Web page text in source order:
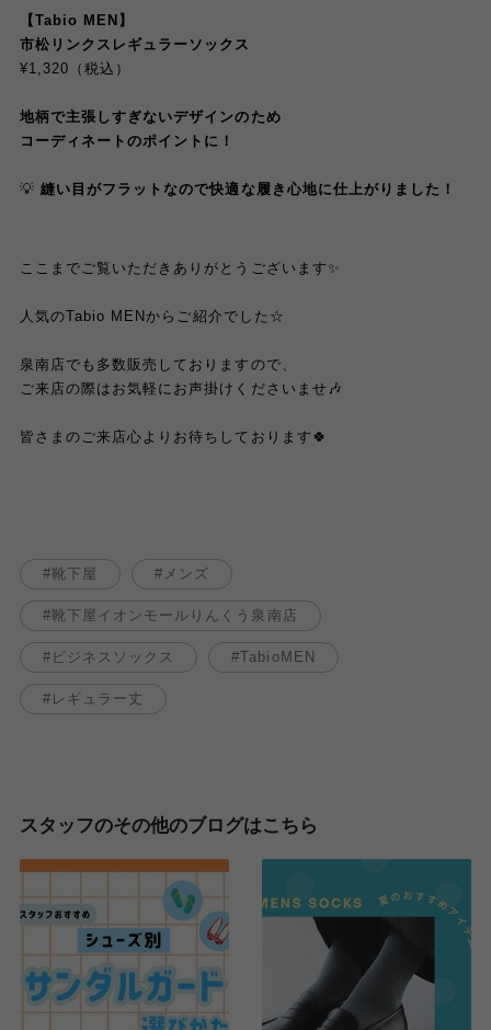
【Tabio MEN】
市松リンクスレギュラーソックス
¥1,320（税込）
地柄で主張しすぎないデザインのため
コーディネートのポイントに！
💡 縫い目がフラットなので快適な履き心地に仕上がりました！
ここまでご覧いただきありがとうございます✨
人気のTabio MENからご紹介でした☆
泉南店でも多数販売しておりますので、
ご来店の際はお気軽にお声掛けくださいませ🎶
皆さまのご来店心よりお待ちしております🍀
靴下屋 メンズ
靴下屋イオンモールりんくう泉南店
ビジネスソックス TabioMEN
レギュラー丈
スタッフのその他のブログはこちら